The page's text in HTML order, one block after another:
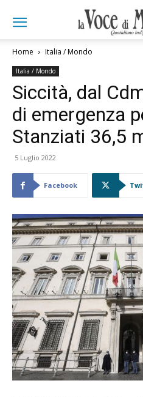
Home Italia / Mondo
Italia / Mondo
Siccità, dal
di emergenza
Stanziati 36,5
5 Luglio 2022
Facebook